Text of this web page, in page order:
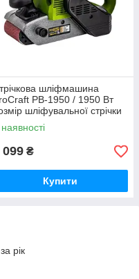
шліфмашина
PB-1950 / 1950 Вт
шліфувальної стрічки
мм Німеччина
099 ₴
Купити
рік